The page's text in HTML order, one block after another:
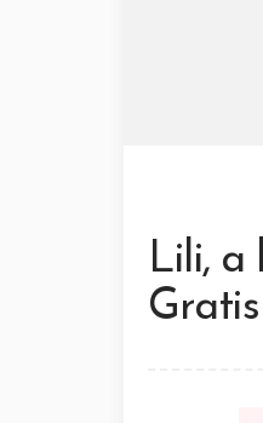
Lili, a
Gratis